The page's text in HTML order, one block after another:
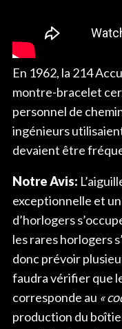
En 1962, la 214
montre-bracelet
personnel de
ingénieurs
devaient être
Notre Avis:
exceptionnelle et
d’horlogers
les rares horlogers
donc prévoir
faudra vérifier que
corresponde au «
production du